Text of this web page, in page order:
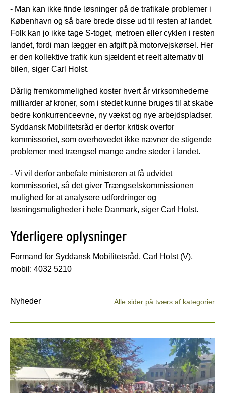
- Man kan ikke finde løsninger på de trafikale problemer i
København og så bare brede disse ud til resten af landet.
Folk kan jo ikke tage S-toget, metroen eller cyklen i resten
landet, fordi man lægger en afgift på motorvejskørsel. Her
er den kollektive trafik kun sjældent et reelt alternativ til
bilen, siger Carl Holst.
Dårlig fremkommelighed koster hvert år virksomhederne
milliarder af kroner, som i stedet kunne bruges til at skabe
bedre konkurrenceevne, ny vækst og nye arbejdspladser.
Syddansk Mobilitetsråd er derfor kritisk overfor
kommissoriet, som overhovedet ikke nævner de stigende
problemer med trængsel mange andre steder i landet.
- Vi vil derfor anbefale ministeren at få udvidet
kommissoriet, så det giver Trængselskommissionen
mulighed for at analysere udfordringer og
løsningsmuligheder i hele Danmark, siger Carl Holst.
Yderligere oplysninger
Formand for Syddansk Mobilitetsråd, Carl Holst (V),
mobil: 4032 5210
Nyheder Alle sider på tværs af kategorier